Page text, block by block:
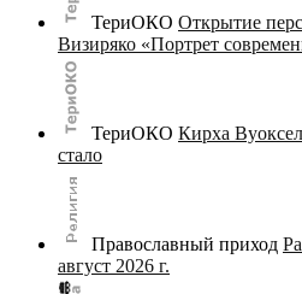
ТериОКО Открытие
Визиряко «Портрет
ТериОКО Кирха
стало
Православный приход
август 2026 г.